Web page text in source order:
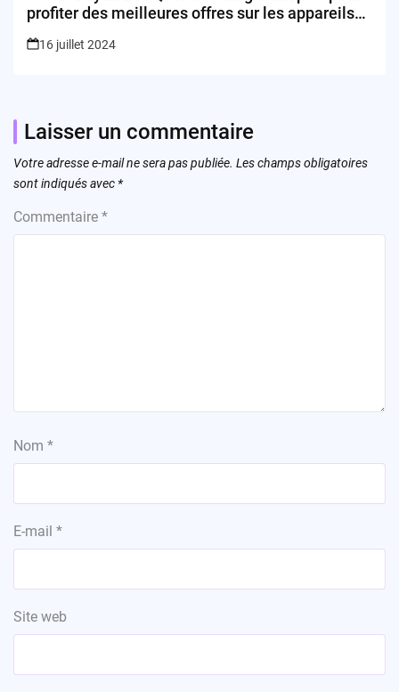
profiter des meilleures offres sur les appareils
16 juillet 2024
Laisser un commentaire
Votre adresse e-mail ne sera pas publiée. Les champs obligatoires
sont indiqués avec *
Commentaire *
Nom *
E-mail *
Site web